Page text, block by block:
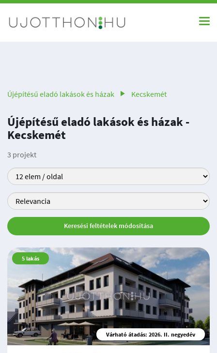
Újépítésű eladó lakások és házak Kecskemét
Újépítésű eladó lakások és házak -
Kecskemét
3 projekt
Keresési feltételek módosítása
5 lakás
Várható átadás: 2026. II. negyedév